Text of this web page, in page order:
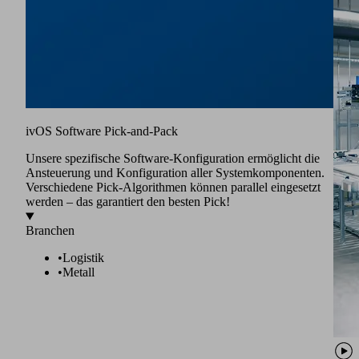
ivOS Software Pick-and-Pack
Unsere spezifische Software-Konfiguration ermöglicht die
Ansteuerung und Konfiguration aller Systemkomponenten.
Verschiedene Pick-Algorithmen können parallel eingesetzt
werden – das garantiert den besten Pick!
Branchen
•Logistik
•Metall